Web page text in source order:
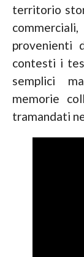
territorio
provenienti
contesti i
semplici
memorie
tramandati